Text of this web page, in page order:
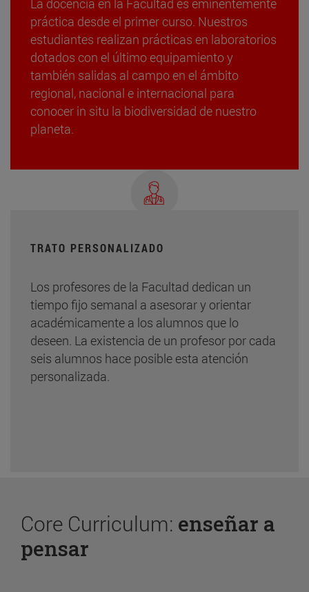
La docencia en la Facultad es eminentemente
práctica desde el primer curso. Nuestros
estudiantes realizan prácticas en laboratorios
dotados con el último equipamiento y
también salidas al campo en el ámbito
regional, nacional e internacional para
conocer in situ la biodiversidad de nuestro
planeta.
TRATO PERSONALIZADO
Los profesores de la Facultad dedican un
tiempo fijo semanal a asesorar y orientar
académicamente a los alumnos que lo
deseen. La existencia de un profesor por cada
seis alumnos hace posible esta atención
personalizada.
Core Curriculum: enseñar a
pensar